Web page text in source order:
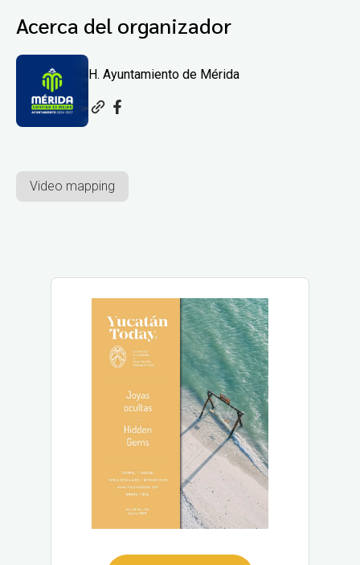
Acerca del organizador
H. Ayuntamiento de Mérida
Video mapping